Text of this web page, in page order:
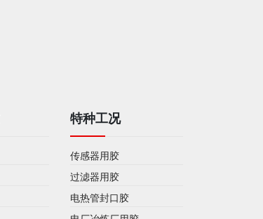
特种工况
传感器用胶
过滤器用胶
电热管封口胶